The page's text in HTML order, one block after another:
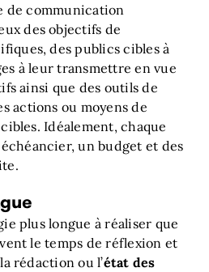
de communication
des objectifs de
des publics cibles à
à leur transmettre en vue
ainsi que des outils de
actions ou moyens de
Idéalement, chaque
un budget et des
plus longue à réaliser que
le temps de réflexion et
rédaction ou l’état des